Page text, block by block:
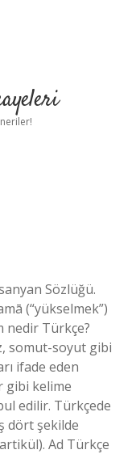
Sözlüğü.
(“yükselmek”)
nedir Türkçe?
somut-soyut gibi
ifade eden
gibi kelime
edilir. Türkçede
dört şekilde
Ad Türkçe